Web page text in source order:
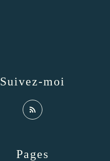
Pages
Suivez-moi